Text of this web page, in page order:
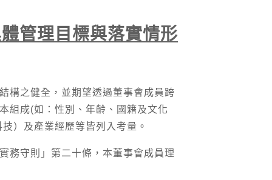
管理目標與落實情形
構之健全，並期望透過董事會成員跨
組成(如：性別、年齡、國籍及文化
）及產業經歷等皆列入考量。
務守則」第二十條，本董事會成員理